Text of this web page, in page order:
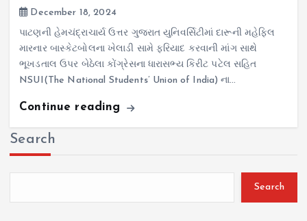
December 18, 2024
પાટણની હેમચંદ્રાચાર્ય ઉત્તર ગુજરાત યુનિવર્સિટીમાં દારૂની મહેફિલ
મારનાર બાસ્કેટબોલના ખેલાડી સામે ફરિયાદ કરવાની માંગ સાથે
ભૂખડતાલ ઉપર બેઠેલા કોંગ્રેસના ધારાસભ્ય કિરીટ પટેલ સહિત
NSUI(The National Students’ Union of India) ના…
Continue reading
Search
Search